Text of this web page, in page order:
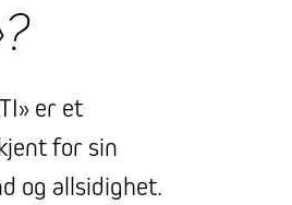
er et
for sin
og allsidighet.